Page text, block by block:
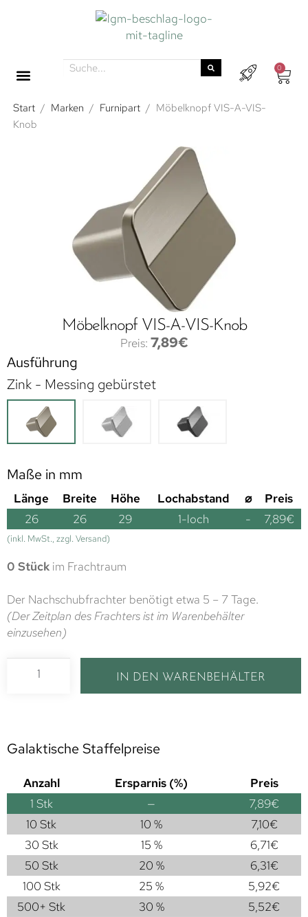
0
Start / Marken / Furnipart / Möbelknopf VIS-A-VIS-
Knob
Möbelknopf VIS-A-VIS-Knob
7,89€
Ausführung
Zink - Messing gebürstet
Maße in mm
Länge Breite Höhe Lochabstand ⌀
Preis
26
26 29 1-loch - 7,89€
(inkl. MwSt., zzgl. Versand)
0 Stück im Frachtraum
Der Nachschubfrachter benötigt etwa 5 – 7 Tage.
(Der Zeitplan des Frachters ist im Warenbehälter
einzusehen)
IN DEN WARENBEHÄLTER
Galaktische Staffelpreise
Anzahl Ersparnis (%)
Preis
1 Stk — 7,89€
10 Stk
10 % 7,10€
30 Stk
15 % 6,71€
50 Stk
20 % 6,31€
100 Stk
25 % 5,92€
500+ Stk
30 % 5,52€